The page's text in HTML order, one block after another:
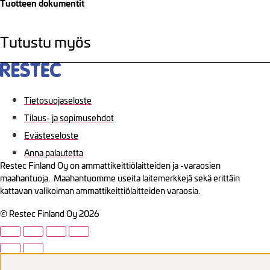
Tuotteen dokumentit
Tutustu myös
Tietosuojaseloste
Tilaus- ja sopimusehdot
Evästeseloste
Anna palautetta
Restec Finland Oy on ammattikeittiölaitteiden ja -varaosien
maahantuoja. Maahantuomme useita laitemerkkejä sekä erittäin
kattavan valikoiman ammattikeittiölaitteiden varaosia.
© Restec Finland Oy 2026